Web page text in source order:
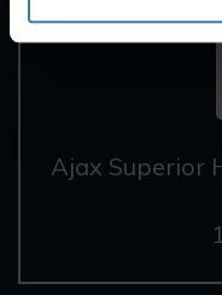
Ajax Superior